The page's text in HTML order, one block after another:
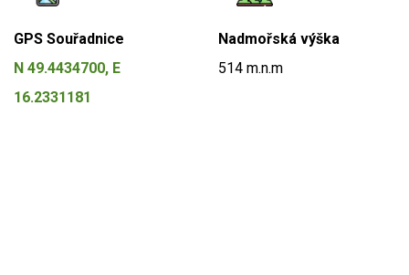
GPS Souřadnice
N 49.4434700, E
16.2331181
Nadmořská výška
514 m.n.m